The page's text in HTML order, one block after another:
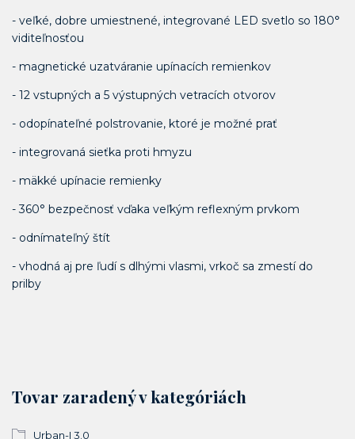
- veľké, dobre umiestnené, integrované LED svetlo so 180°
viditeľnosťou
- magnetické uzatváranie upínacích remienkov
- 12 vstupných a 5 výstupných vetracích otvorov
- odopínateľné polstrovanie, ktoré je možné prať
- integrovaná sieťka proti hmyzu
- mäkké upínacie remienky
- 360° bezpečnosť vďaka veľkým reflexným prvkom
- odnímateľný štít
- vhodná aj pre ľudí s dlhými vlasmi, vrkoč sa zmestí do
prilby
Tovar zaradený v kategóriách
Urban-I 3.0